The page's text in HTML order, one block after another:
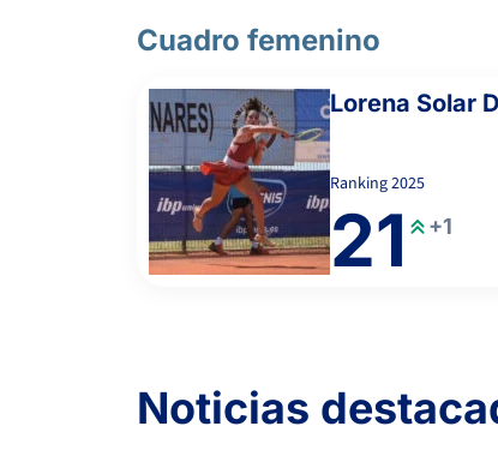
Cuadro femenino
Lorena Solar
Ranking2025
21 +1
Noticias